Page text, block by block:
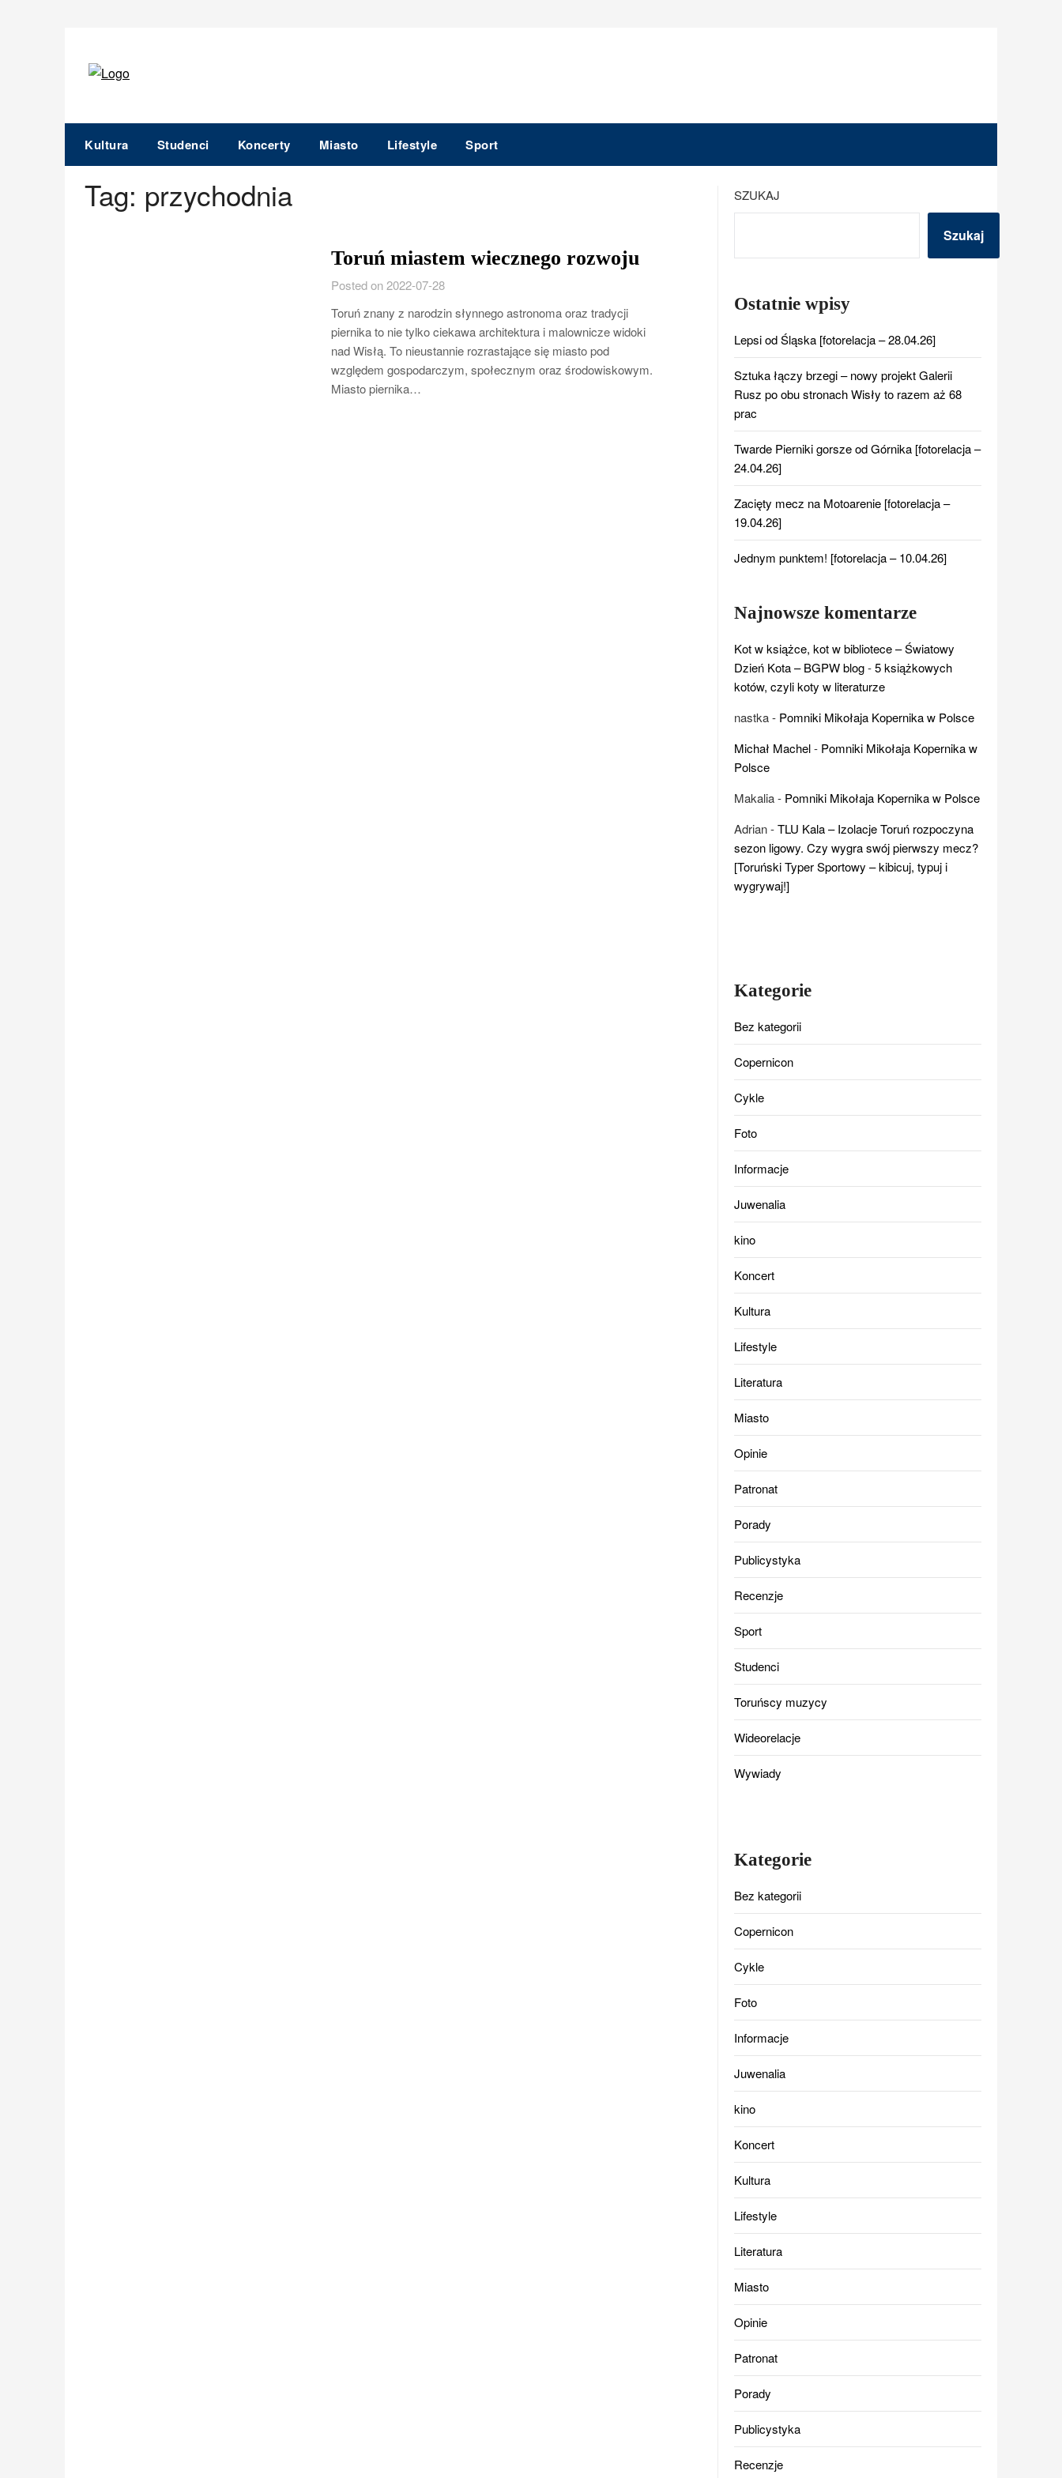
Kultura Studenci Koncerty Miasto Lifestyle Sport
Tag: przychodnia
Toruń miastem wiecznego rozwoju
Posted on 2022-07-28
Toruń znany z narodzin słynnego astronoma oraz tradycji
piernika to nie tylko ciekawa architektura i malownicze widoki
nad Wisłą. To nieustannie rozrastające się miasto pod
względem gospodarczym, społecznym oraz środowiskowym.
Miasto piernika…
SZUKAJ
Szukaj
Ostatnie wpisy
Lepsi od Śląska [fotorelacja – 28.04.26]
Sztuka łączy brzegi – nowy projekt Galerii
Rusz po obu stronach Wisły to razem aż 68
prac
Twarde Pierniki gorsze od Górnika [fotorelacja –
24.04.26]
Zacięty mecz na Motoarenie [fotorelacja –
19.04.26]
Jednym punktem! [fotorelacja – 10.04.26]
Najnowsze komentarze
Kot w książce, kot w bibliotece – Światowy
Dzień Kota – BGPW blog-5 książkowych
kotów, czyli koty w literaturze
nastka- Pomniki Mikołaja Kopernika w Polsce
Michał Machel- Pomniki Mikołaja Kopernika w
Polsce
Makalia- Pomniki Mikołaja Kopernika w Polsce
Adrian-TLU Kala – Izolacje Toruń rozpoczyna
sezon ligowy. Czy wygra swój pierwszy mecz?
[Toruński Typer Sportowy – kibicuj, typuj i
wygrywaj!]
Kategorie
Bez kategorii
Copernicon
Cykle
Foto
Informacje
Juwenalia
kino
Koncert
Kultura
Lifestyle
Literatura
Miasto
Opinie
Patronat
Porady
Publicystyka
Recenzje
Sport
Studenci
Toruńscy muzycy
Wideorelacje
Wywiady
Kategorie
Bez kategorii
Copernicon
Cykle
Foto
Informacje
Juwenalia
kino
Koncert
Kultura
Lifestyle
Literatura
Miasto
Opinie
Patronat
Porady
Publicystyka
Recenzje